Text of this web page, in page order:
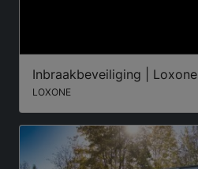
Inbraakbeveiliging | Loxone
LOXONE